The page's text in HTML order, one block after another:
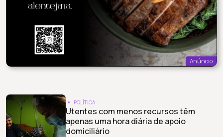
Anúncio
POLÍTICA
Utentes com menos recursos têm
apenas uma hora diária de apoio
domiciliário